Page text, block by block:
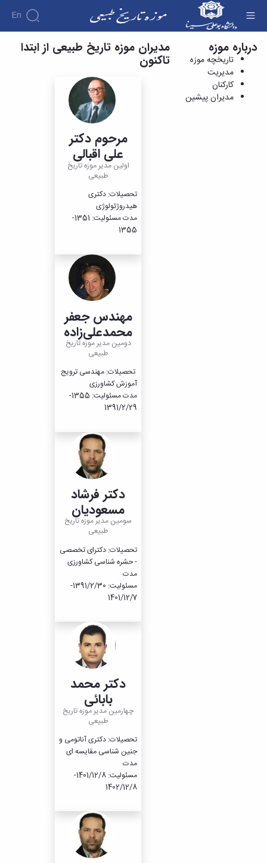
En
تاریخچه
مدیران پیشین - موزه تاریخ طبیعی
درباره موزه
تاریخچه موزه
مدیریت
کارکنان
مدیران پیشین
مدیران موزه تاریخ طبیعی از ابتدا
تاکنون
مرحوم دکتر
علی اقبالی
اولین مدیر موزه تاریخ
طبیعی
تحصیلات: دکتری
هیدروژئولوژی
مدت مسئولیت: 1351-
1355
مهندس جعفر
محمدعلی‌زاده
دومین مدیر موزه تاریخ
طبیعی
تحصیلات: مهندسی ترویج
آموزش کشاورزی
مدت مسئولیت: 1355-
1391/2/29
دکتر فرشاد
مسعودیان
سومین مدیر موزه تاریخ
طبیعی
تحصیلات: دکترای تخصصی
- حشره شناسی کشاورزی
مدت
مسئولیت: 1391/2/30-
1401/12/7
دکتر محمد
بابائی
چهارمین مدیر موزه تاریخ
طبیعی
تحصیلات: دکتری آناتومی و
جنین شناسی مقایسه ای
مدت
مسئولیت: 1401/12/8-
1402/12/8